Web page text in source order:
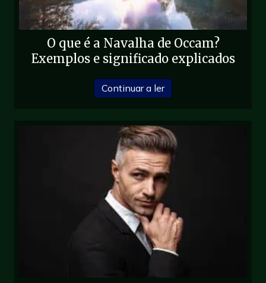
O que é a Navalha de Occam?
Exemplos e significado explicados
Continuar a ler